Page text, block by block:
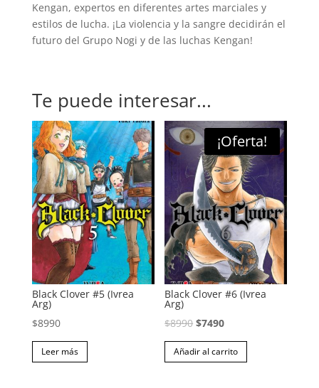
Kengan, expertos en diferentes artes marciales y
estilos de lucha. ¡La violencia y la sangre decidirán el
futuro del Grupo Nogi y de las luchas Kengan!
Te puede interesar...
Black Clover #5 (Ivrea
Arg)
$8990
Leer más
¡Oferta!
Black Clover #6 (Ivrea
Arg)
$8990 El
precio
original
$7490El
precio
actual
Añadir al carrito